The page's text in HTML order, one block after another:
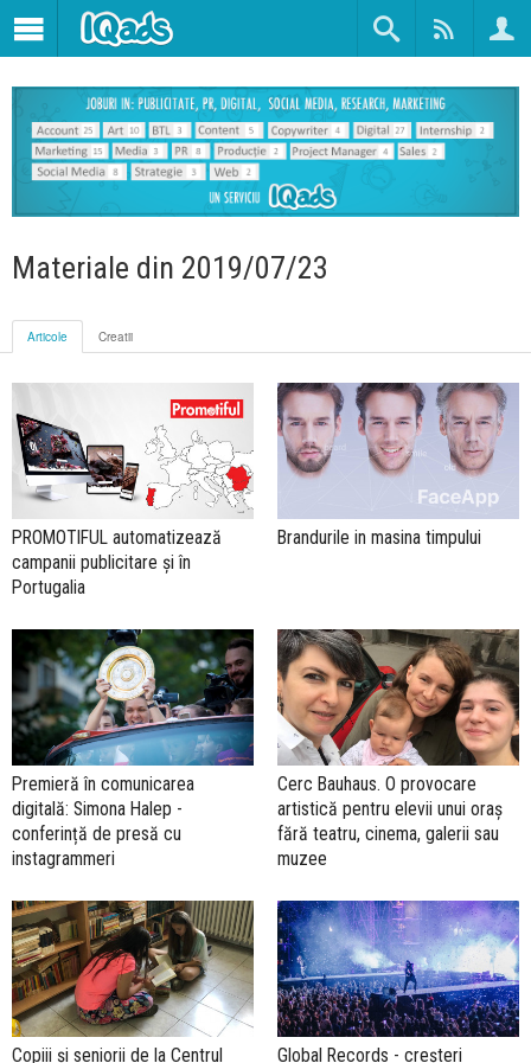
Materiale din 2019/07/23
Articole Creatii
PROMOTIFUL automatizează
campanii publicitare și în
Portugalia
Brandurile in masina timpului
Premieră în comunicarea
digitală: Simona Halep -
conferință de presă cu
instagrammeri
Cerc Bauhaus. O provocare
artistică pentru elevii unui oraș
fără teatru, cinema, galerii sau
muzee
Copiii și seniorii de la Centrul
Global Records - creșteri